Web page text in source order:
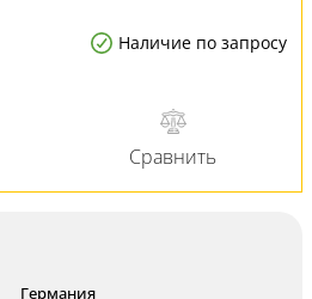
Наличие по запросу
Германия